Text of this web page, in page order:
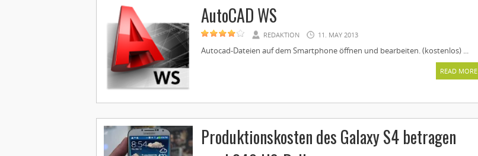
AutoCAD WS
REDAKTION 11. MAY 2013
Autocad-Dateien auf dem Smartphone öffnen und bearbeiten. (kostenlos) ...
READ MORE
Produktionskosten des Galaxy S4 betragen